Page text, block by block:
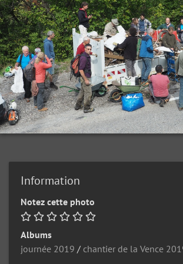
Information
Notez cette photo
Albums
journée 2019 / chantier de la Vence